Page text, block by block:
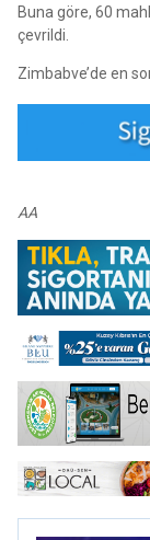
Buna göre, 60
çevrildi.
Zimbabve’de en
AA